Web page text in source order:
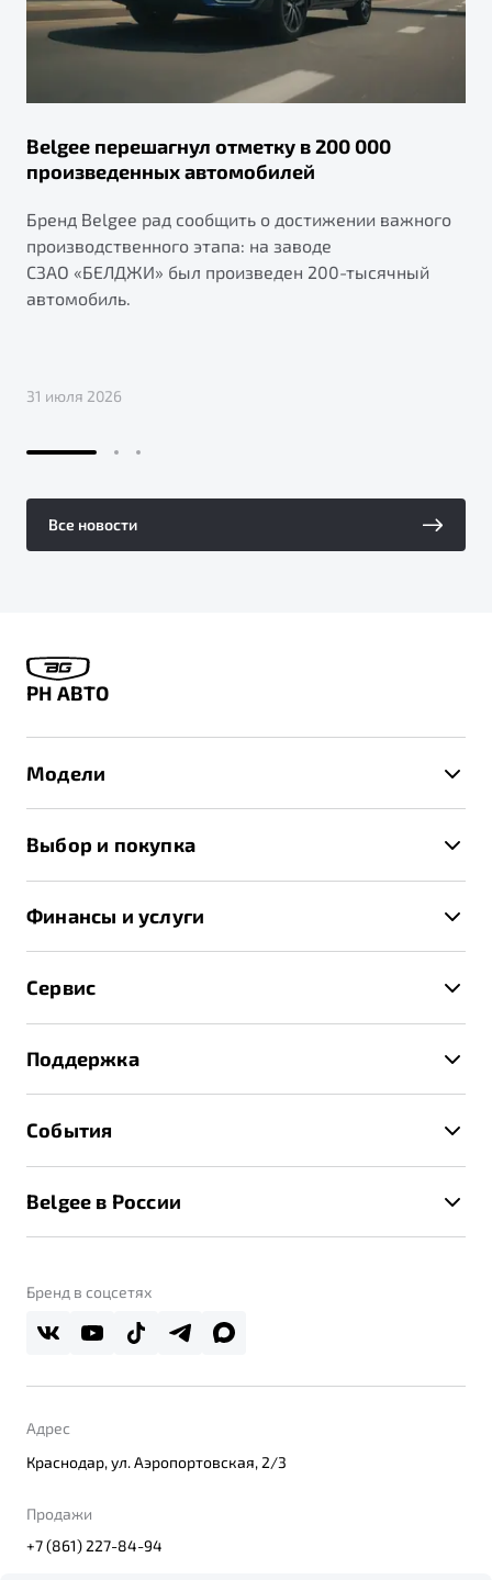
Belgee перешагнул отметку в 200 000
произведенных автомобилей
Бренд Belgee рад сообщить о достижении важного
производственного этапа: на заводе
СЗАО «БЕЛДЖИ» был произведен 200-тысячный
автомобиль.
31 июля 2026
Все новости
РН АВТО
Модели
X70
Выбор и покупка
Спецпредложения и Акции
Записаться на тест-драйв
Получить предложение
Финансы и услуги
Трейд-ин
Страхование
Расчет КАСКО
Сервис
Руководство по эксплуатации
Техническое обслуживание
Калькулятор ТО
Поддержка
Помощь на дорогах
Belgee Линк
События
Контакты
Belgee в России
О дилерском центре
Правовая информация
Бренд в соцсетях
Адрес
Краснодар, ул. Аэропортовская, 2/3
Продажи
+7 (861) 227-84-94